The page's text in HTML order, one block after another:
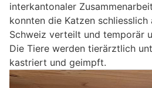
interkantonaler
konnten die Katzen
Schweiz verteilt und temporär
Die Tiere werden tierärztlich
kastriert und geimpft.